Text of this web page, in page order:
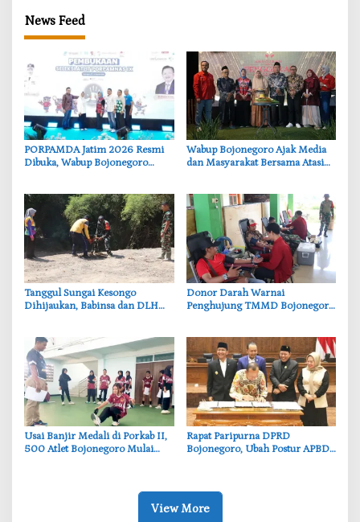
News Feed
‎PORPAMDA Jatim 2026 Resmi
Dibuka, Wabup Bojonegoro
Wabup Bojonegoro Ajak Media
dan Masyarakat Bersama Atasi
‎Tanggul Sungai Kesongo
Dihijaukan, Babinsa dan DLH
‎Donor Darah Warnai
Penghujung TMMD Bojonegoro
‎Usai Banjir Medali di Porkab II,
500 Atlet Bojonegoro Mulai
‎Rapat Paripurna DPRD
Bojonegoro, Ubah Postur APBD
View More